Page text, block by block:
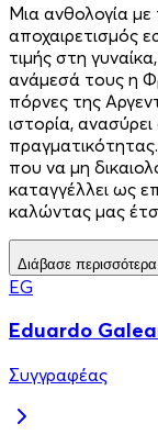
Μια ανθολογία
αποχαιρετισμός
τιμής στη
ανάμεσά τους η
πόρνες της
ιστορία,
που να μη
καταγγέλλει ως
καλώντας μας
Διάβασε περισσότερα
EG
Eduardo
Συγγραφέας